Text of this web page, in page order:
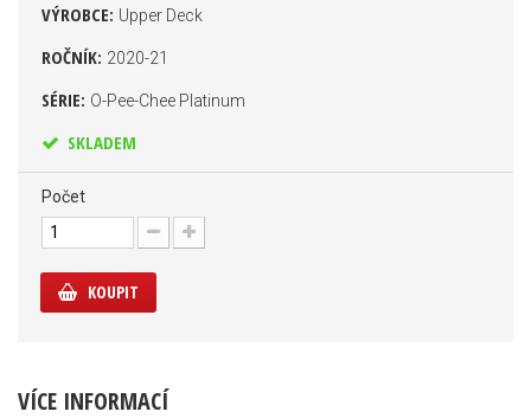
VÝROBCE: Upper Deck
ROČNÍK: 2020-21
SÉRIE: O-Pee-Chee Platinum
SKLADEM
Počet
KOUPIT
VÍCE INFORMACÍ